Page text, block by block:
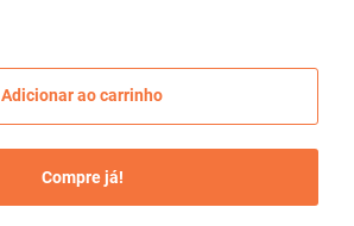
Adicionar ao carrinho
Compre já!